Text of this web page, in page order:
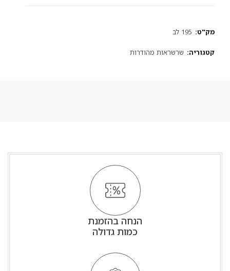
מק"ט: 195 לב
קטגוריה: שרשראות מהודרות
הנחה בהזמנת
כמות גדולה